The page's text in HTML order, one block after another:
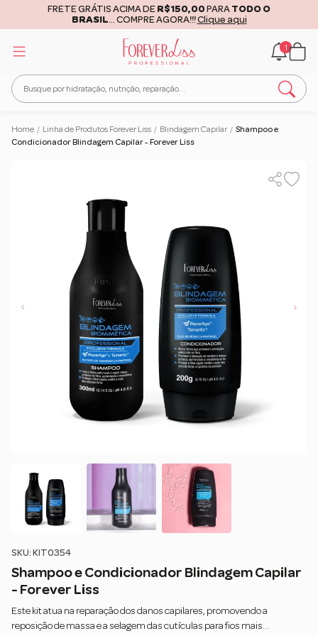
FRETE GRÁTIS ACIMA DE R$150,00 PARA TODO O
BRASIL ... COMPRE AGORA!!!Clique aqui
1
Home / Linha de Produtos Forever Liss / Blindagem Capilar / Shampoo e
Condicionador Blindagem Capilar - Forever Liss
SKU: KIT0354
Shampoo e Condicionador Blindagem Capilar
- Forever Liss
Este kit atua na reparação dos danos capilares, promovendo a
reposição de massa e a selagem das cutículas para fios mais